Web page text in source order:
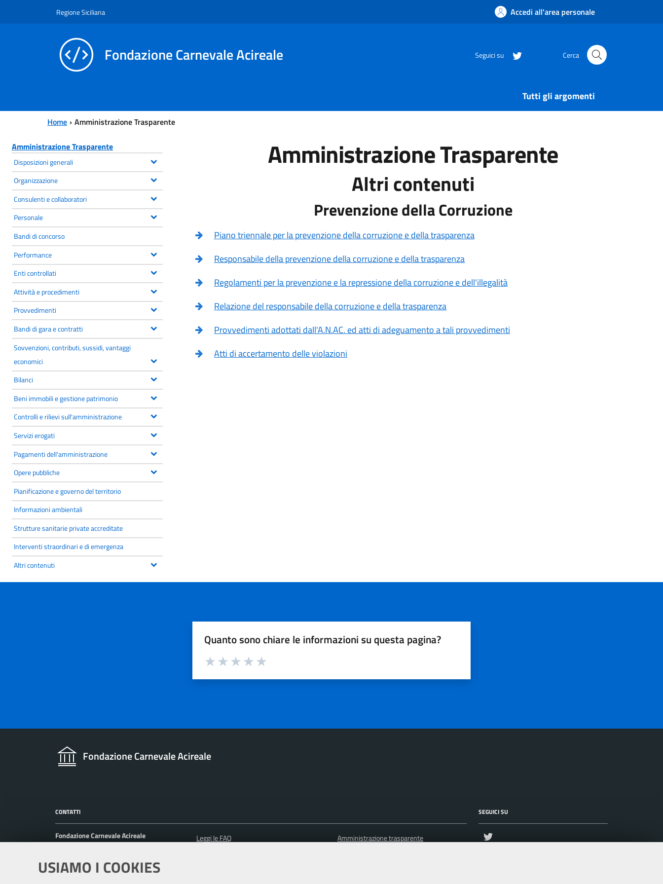
USIAMO I COOKIES
Regione Siciliana Accedi all'area personale
Fondazione Carnevale Acireale Seguici su Cerca
Tutti gli argomenti
Home Amministrazione Trasparente
Amministrazione Trasparente
Disposizioni generali
Organizzazione
Consulenti e collaboratori
Personale
Bandi di concorso
Performance
Enti controllati
Attività e procedimenti
Provvedimenti
Bandi di gara e contratti
Sovvenzioni, contributi, sussidi, vantaggi
economici
Bilanci
Beni immobili e gestione patrimonio
Controlli e rilievi sull'amministrazione
Servizi erogati
Pagamenti dell'amministrazione
Opere pubbliche
Pianificazione e governo del territorio
Informazioni ambientali
Strutture sanitarie private accreditate
Interventi straordinari e di emergenza
Altri contenuti
Amministrazione Trasparente
Altri contenuti
Prevenzione della Corruzione
Piano triennale per la prevenzione della corruzione e della trasparenza
Responsabile della prevenzione della corruzione e della trasparenza
Regolamenti per la prevenzione e la repressione della corruzione e dell'illegalità
Relazione del responsabile della corruzione e della trasparenza
Provvedimenti adottati dall'A.N.AC. ed atti di adeguamento a tali provvedimenti
Atti di accertamento delle violazioni
Quanto sono chiare le informazioni su questa pagina?
Fondazione Carnevale Acireale
CONTATTI
Fondazione Carnevale Acireale
Leggi le FAQ
Amministrazione trasparente
SEGUICI SU